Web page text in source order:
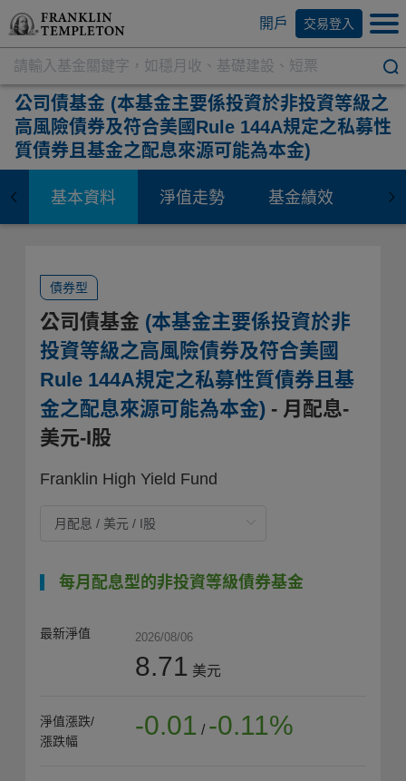
開戶 交易登入
公司債基金 (本基金主要係投資於非投資等級之
高風險債券及符合美國Rule 144A規定之私募性
質債券且基金之配息來源可能為本金)
基本資料 淨值走勢 基金績效 資
債券型
公司債基金 (本基金主要係投資於非
投資等級之高風險債券及符合美國
Rule 144A規定之私募性質債券且基
金之配息來源可能為本金) - 月配息-
美元-I股
Franklin High Yield Fund
每月配息型的非投資等級債券基金
最新淨值 2026/08/06
8.71 美元
淨值漲跌/
漲跌幅
-0.01 / -0.11%